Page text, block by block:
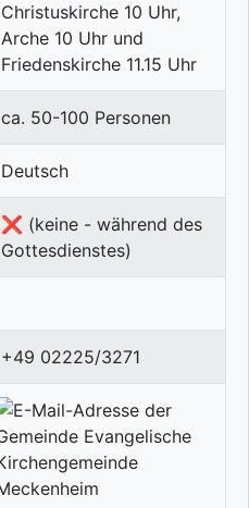
Christuskirche 10 Uhr,
Arche 10 Uhr und
Friedenskirche 11.15 Uhr
ca. 50-100 Personen
Deutsch
❌ (keine - während des
Gottesdienstes)
+49 02225/3271